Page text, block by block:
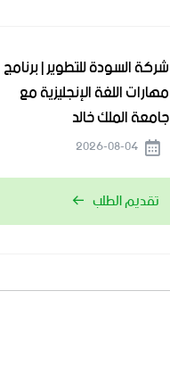
شركة السودة للتطوير | برنامج
مهارات اللغة الإنجليزية مع
جامعة الملك خالد
تقديم الطلب